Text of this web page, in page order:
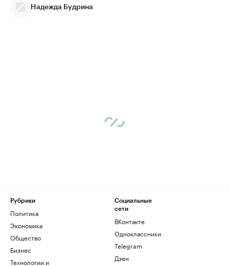
Надежда Будрина
Рубрики
Политика
Экономика
Общество
Бизнес
Технологии и
Социальные
сети
ВКонтакте
Одноклассники
Telegram
Дзен